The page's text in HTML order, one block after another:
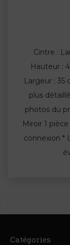
Cintre :
Hauteur :
Largeur : 35
plus
photos du
Miroir 1
connexion *
Catégories